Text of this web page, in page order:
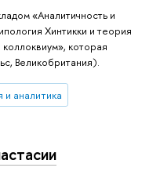
«Аналитичность и
Хинтикки и теория
которая
Великобритания).
и аналитика